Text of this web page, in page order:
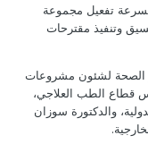
تفعيل مجموعة
وتنفيذ مقترحات
الصحة لشئون مشروعات
قطاع الطب العلاجي،
والدكتورة سوزان